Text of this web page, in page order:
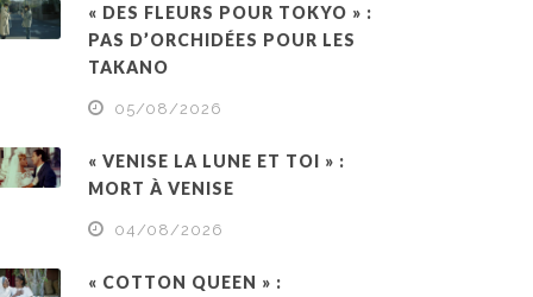
« DES FLEURS POUR TOKYO » :
PAS D’ORCHIDÉES POUR LES
TAKANO
05/08/2026
« VENISE LA LUNE ET TOI » :
MORT À VENISE
04/08/2026
« COTTON QUEEN » :